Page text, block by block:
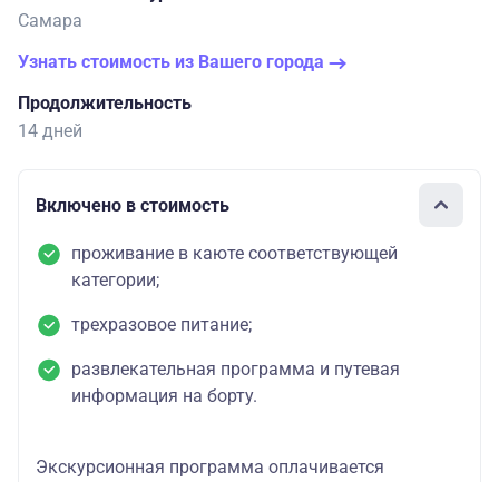
Самара
Узнать стоимость из Вашего города
Продолжительность
14 дней
Включено в стоимость
проживание в каюте соответствующей
категории;
трехразовое питание;
развлекательная программа и путевая
информация на борту.
Экскурсионная программа оплачивается